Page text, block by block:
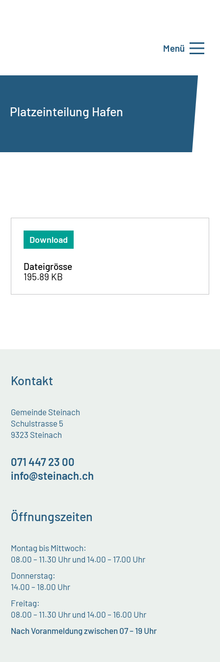
Menü
Platzeinteilung Hafen
Download
Dateigrösse
195.89 KB
Kontakt
Gemeinde Steinach
Schulstrasse 5
9323 Steinach
071 447 23 00
info@steinach.ch
Öffnungszeiten
Montag bis Mittwoch:
08.00 – 11.30 Uhr und 14.00 – 17.00 Uhr
Donnerstag:
14.00 – 18.00 Uhr
Freitag:
08.00 – 11.30 Uhr und 14.00 – 16.00 Uhr
Nach Voranmeldung zwischen 07 – 19 Uhr